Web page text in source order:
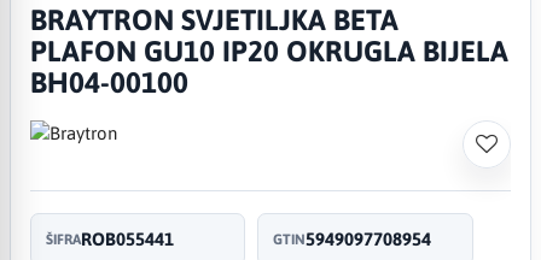
BRAYTRON SVJETILJKA BETA
PLAFON GU10 IP20 OKRUGLA BIJELA
BH04-00100
ŠIFRAROB055441 GTIN5949097708954